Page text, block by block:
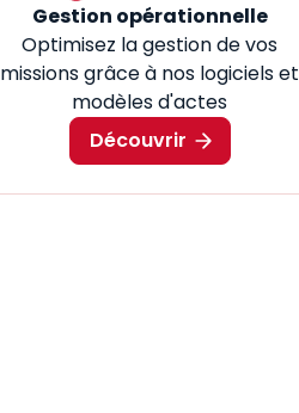
Gestion opérationnelle
Optimisez la gestion de vos
missions grâce à nos logiciels et
modèles d'actes
Découvrir